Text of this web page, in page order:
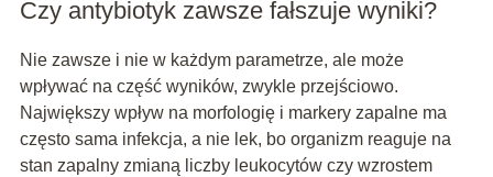
Czy antybiotyk zawsze fałszuje wyniki?
Nie zawsze i nie w każdym parametrze, ale może
wpływać na część wyników, zwykle przejściowo.
Największy wpływ na morfologię i markery zapalne ma
często sama infekcja, a nie lek, bo organizm reaguje na
stan zapalny zmianą liczby leukocytów czy wzrostem